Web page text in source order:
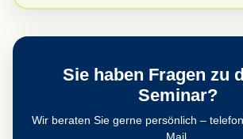
Sie haben Fragen zu
Seminar?
Wir beraten Sie gerne persönlich –